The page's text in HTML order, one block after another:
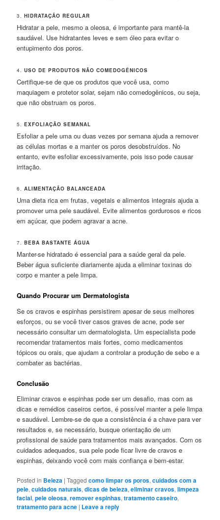
3.HIDRATAÇÃO REGULAR
Hidratar a pele, mesmo a oleosa, é importante para mantê-la
saudável. Use hidratantes leves e sem óleo para evitar o
entupimento dos poros.
4.USO DE PRODUTOS NÃO COMEDOGÊNICOS
Certifique-se de que os produtos que você usa, como
maquiagem e protetor solar, sejam não comedogênicos, ou seja,
que não obstruam os poros.
5.EXFOLIAÇÃO SEMANAL
Esfoliar a pele uma ou duas vezes por semana ajuda a remover
as células mortas e a manter os poros desobstruídos. No
entanto, evite esfoliar excessivamente, pois isso pode causar
irritação.
6.ALIMENTAÇÃO BALANCEADA
Uma dieta rica em frutas, vegetais e alimentos integrais ajuda a
promover uma pele saudável. Evite alimentos gordurosos e ricos
em açúcar, que podem agravar a acne.
7.BEBA BASTANTE ÁGUA
Manter-se hidratado é essencial para a saúde geral da pele.
Beber água suficiente diariamente ajuda a eliminar toxinas do
corpo e manter a pele limpa.
Quando Procurar um Dermatologista
Se os cravos e espinhas persistirem apesar de seus melhores
esforços, ou se você tiver casos graves de acne, pode ser
necessário consultar um dermatologista. Um especialista pode
recomendar tratamentos mais fortes, como medicamentos
tópicos ou orais, que ajudam a controlar a produção de sebo e a
combater as bactérias.
Conclusão
Eliminar cravos e espinhas pode ser um desafio, mas com as
dicas e remédios caseiros certos, é possível manter a pele limpa
e saudável. Lembre-se de que a consistência é a chave para ver
resultados e, se necessário, busque orientação de um
profissional de saúde para tratamentos mais avançados. Com os
cuidados adequados, sua pele pode ficar livre de cravos e
espinhas, deixando você com mais confiança e bem-estar.
Posted in Beleza |Tagged como limpar os poros,cuidados com a
pele,cuidados naturais,dicas de beleza,eliminar cravos,limpeza
facial,pele oleosa,remover espinhas,tratamento caseiro,
tratamento para acne | Leave a reply